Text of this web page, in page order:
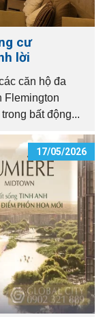
cư
lời
căn hộ đa
Flemington
bất động...
17/05/2026